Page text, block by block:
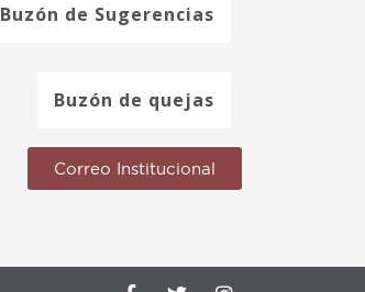
Buzón de Sugerencias
Buzón de quejas
Correo Institucional